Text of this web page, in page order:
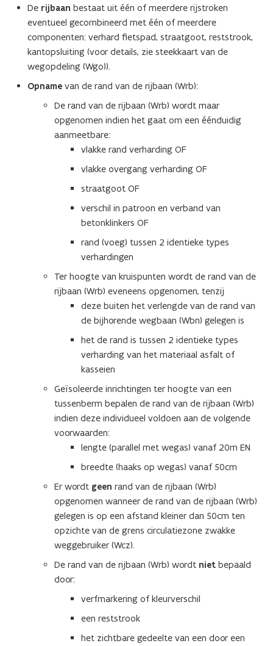
De rijbaan bestaat uit één of meerdere rijstroken
eventueel gecombineerd met één of meerdere
componenten: verhard fietspad, straatgoot, reststrook,
kantopsluiting (voor details, zie steekkaart van de
wegopdeling (Wgo)).
Opname van de rand van de rijbaan (Wrb):
De rand van de rijbaan (Wrb) wordt maar
opgenomen indien het gaat om een éénduidig
aanmeetbare:
vlakke rand verharding OF
vlakke overgang verharding OF
straatgoot OF
verschil in patroon en verband van
betonklinkers OF
rand (voeg) tussen 2 identieke types
verhardingen
Ter hoogte van kruispunten wordt de rand van de
rijbaan (Wrb) eveneens opgenomen, tenzij
deze buiten het verlengde van de rand van
de bijhorende wegbaan (Wbn) gelegen is
het de rand is tussen 2 identieke types
verharding van het materiaal asfalt of
kasseien
Geïsoleerde inrichtingen ter hoogte van een
tussenberm bepalen de rand van de rijbaan (Wrb)
indien deze individueel voldoen aan de volgende
voorwaarden:
lengte (parallel met wegas) vanaf 20m EN
breedte (haaks op wegas) vanaf 50cm
Er wordt geen rand van de rijbaan (Wrb)
opgenomen wanneer de rand van de rijbaan (Wrb)
gelegen is op een afstand kleiner dan 50cm ten
opzichte van de grens circulatiezone zwakke
weggebruiker (Wcz).
De rand van de rijbaan (Wrb) wordt niet bepaald
door:
verfmarkering of kleurverschil
een reststrook
het zichtbare gedeelte van een door een